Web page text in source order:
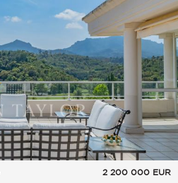
2 200 000 EUR